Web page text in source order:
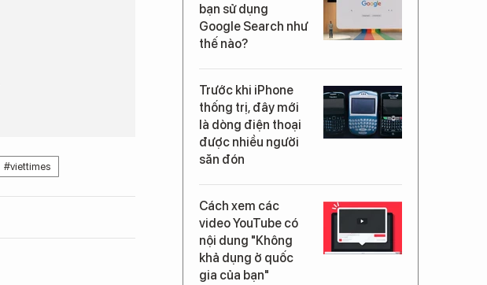
#viettimes
bạn sử dụng
Google Search như
thế nào?
Trước khi iPhone
thống trị, đây mới
là dòng điện thoại
được nhiều người
săn đón
Cách xem các
video YouTube có
nội dung "Không
khả dụng ở quốc
gia của bạn"